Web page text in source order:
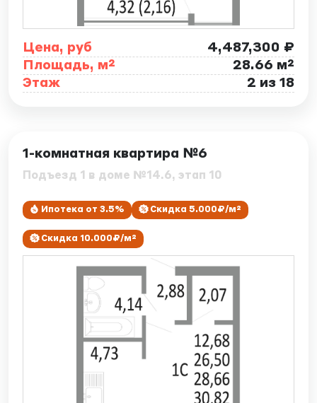
Цена, руб
4,487,300 ₽
Площадь, м²
28.66 м²
Этаж
2 из 18
1-комнатная квартира №6
Подъезд 1 в доме №14.6, этап 10
Ипотека от 3.5% Скидка 5.000₽/м²
Скидка 10.000₽/м²